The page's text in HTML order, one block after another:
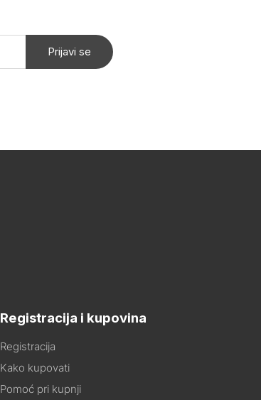
Prijavi se
Registracija i kupovina
Registracija
Kako kupovati
Pomoć pri kupnji